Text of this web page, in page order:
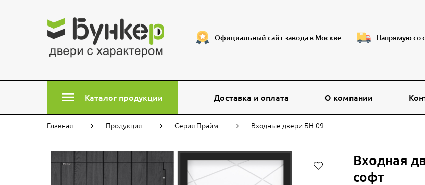
Официальный сайт завода в Москве Напрямую со
Каталог продукции Доставка и оплата О компании
Главная Продукция Серия Прайм Входные двери БН-09
Входная
софт